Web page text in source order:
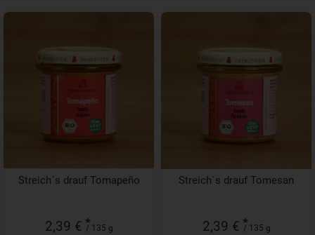
Streich´s drauf Tomapeño
2,39 € *
/ 135 g
Streich´s drauf Tomesan
2,39 € *
/ 135 g